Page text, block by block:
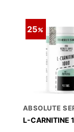
25
ABSOLUTE
L-CARNITINE